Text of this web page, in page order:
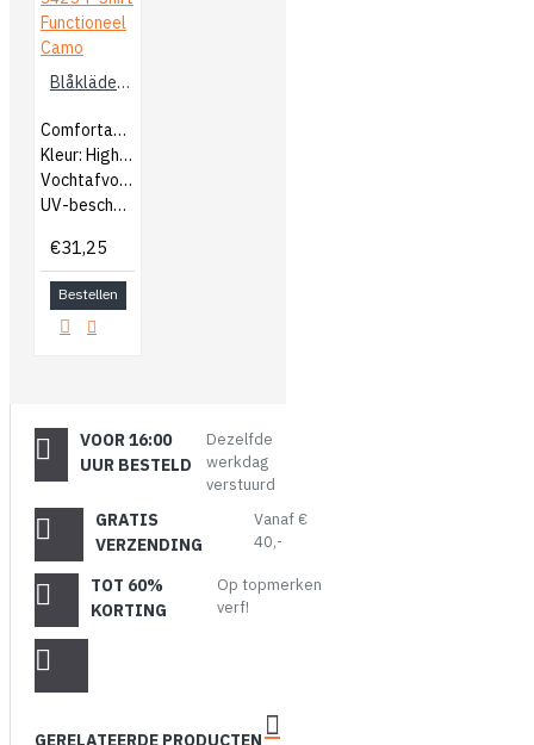
Blåkläder 3425 T-Shirt Functioneel Camo
Comfortabel materiaal
Kleur: High Vis Geel/Grijs
Vochtafvoerend
UV-bescherming
€31,25
Bestellen
VOOR 16:00
UUR BESTELD
Dezelfde
werkdag
verstuurd
GRATIS
VERZENDING
Vanaf €
40,-
TOT 60%
KORTING
Op topmerken
verf!
GERELATEERDE PRODUCTEN